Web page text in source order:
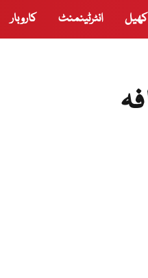
کھیل انٹرٹینمنٹ کاروبار